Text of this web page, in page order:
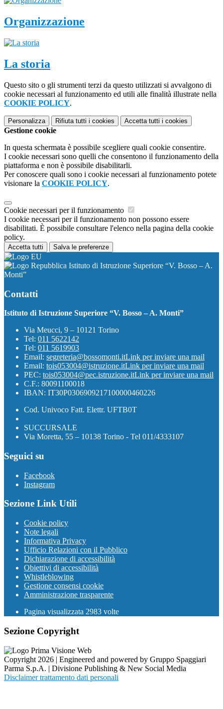
Organizzazione
La storia
Questo sito o gli strumenti terzi da questo utilizzati si avvalgono di
cookie necessari al funzionamento ed utili alle finalità illustrate nella
COOKIE POLICY.
Personalizza Rifiuta tutti i cookies Accetta tutti i cookies
Gestione cookie
In questa schermata è possibile scegliere quali cookie consentire.
I cookie necessari sono quelli che consentono il funzionamento della
piattaforma e non è possibile disabilitarli.
Per conoscere quali sono i cookie necessari al funzionamento potete
visionare la COOKIE POLICY.
Cookie necessari per il funzionamento
I cookie necessari per il funzionamento non possono essere
disabilitati. È possibile consultare l'elenco nella pagina della cookie
policy.
Accetta tutti Salva le preferenze
Istituto di Istruzione Superiore “V. Bosso – A.
Monti”
Contatti
Istituto di Istruzione Superiore “V. Bosso – A. Monti”
Via Meucci, 9 – 10121 Torino
Tel: 011 5622142
Tel: 011 5619903
Email: segreteria@bossomonti.itLink per inviare una mail
Email: tois053004@istruzione.itLink per inviare una mail
PEC: tois053004@pec.istruzione.itLink per inviare una mail
C.F.: 80091100018
IBAN: IT30P0306909217100000460226
Cod. Univoco Fatt. Elettr. UFTB0T
SUCCURSALE
Via Moretta, 55 – 10138 Torino - Tel 011/4333107
Seguici su
Facebook
Instagram
Sezione Link Utili
Cookie policy
Note legali
Informativa Privacy
Ufficio Relazioni con il Pubblico
Dichiarazione di accessibilità
Obiettivi di accessibilità
Whistleblowing
Gestione consensi cookie
Amministrazione trasparente
Pagina visualizzata 2983 volte
Sezione Copyright
Copyright 2026 | Engineered and powered by Gruppo Spaggiari
Parma S.p.A. | Divisione Publishing & New Social Media
Disclaimer trattamento dati personali